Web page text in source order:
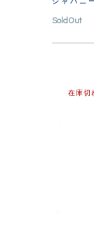
SoldOut
在庫切